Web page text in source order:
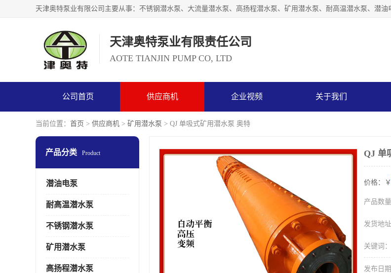
天津奥特泵业有限责任公司
AOTE TIANJIN PUMP CO, LTD
公司首页 供应商机 企业视频 关于我们
当前位置： 首页 > 供应商机 > 矿用潜水泵 > QJ 单吸式矿用潜水泵 奥特
产品分类 Product
潜油电泵
耐高温潜水泵
不锈钢潜水泵
矿用潜水泵
高扬程潜水泵
QJ 单
价格：￥
产品数量
发货地址
关键词：
发布日期